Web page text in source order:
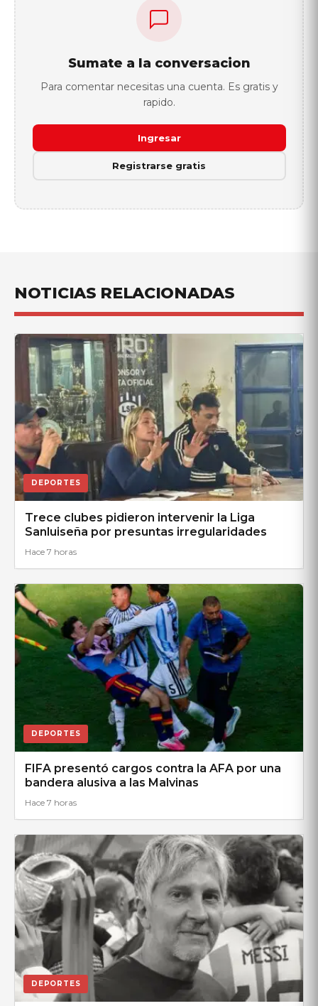
Sumate a la conversacion
Para comentar necesitas una cuenta. Es gratis y
rapido.
Ingresar
Registrarse gratis
NOTICIAS RELACIONADAS
DEPORTES
Trece clubes pidieron intervenir la Liga
Sanluiseña por presuntas irregularidades
Hace 7 horas
DEPORTES
FIFA presentó cargos contra la AFA por una
bandera alusiva a las Malvinas
Hace 7 horas
DEPORTES